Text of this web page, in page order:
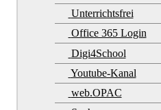
Unterrichtsfrei
Office 365 Login
Digi4School
Youtube-Kanal
web.OPAC